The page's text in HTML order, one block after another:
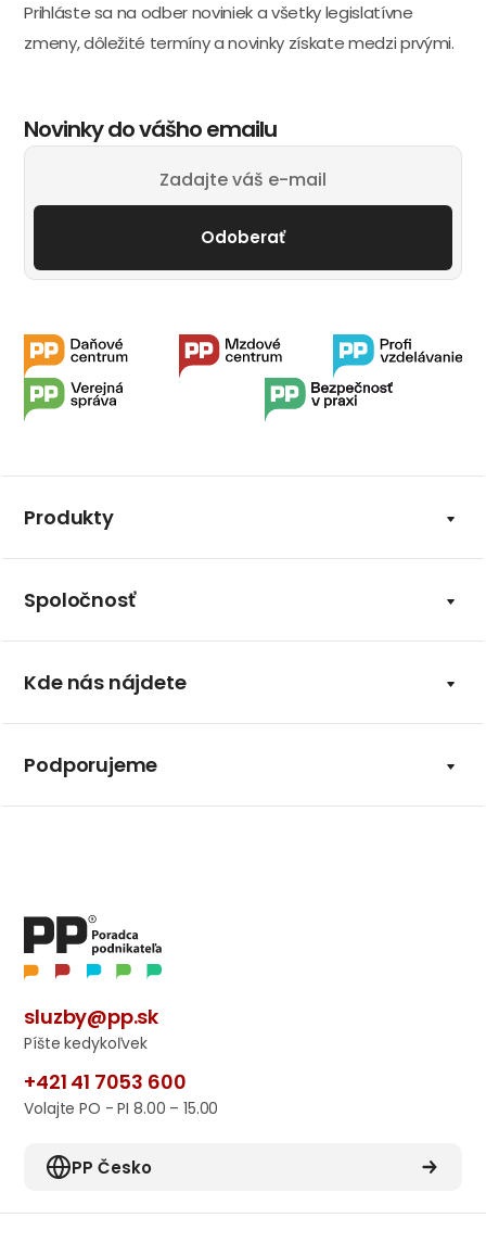
Prihláste sa na odber noviniek a všetky legislatívne
zmeny, dôležité termíny a novinky získate medzi prvými.
Novinky do vášho emailu
Odoberať
Produkty
Spoločnosť
Kde nás nájdete
Podporujeme
sluzby@pp.sk
Píšte kedykoľvek
+421 41 7053 600
Volajte PO - PI 8.00 – 15.00
PP Česko